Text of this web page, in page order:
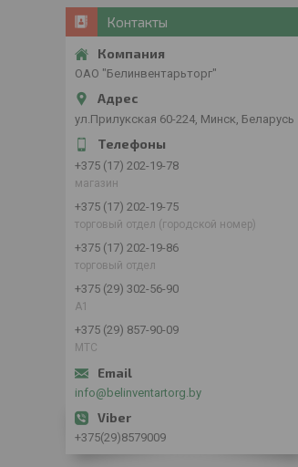
Контакты
ОАО "Белинвентарьторг"
ул.Прилукская 60-224, Минск, Беларусь
+375 (17) 202-19-78
магазин
+375 (17) 202-19-75
торговый отдел (городской номер)
+375 (17) 202-19-86
торговый отдел
+375 (29) 302-56-90
А1
+375 (29) 857-90-09
МТС
info@belinventartorg.by
+375(29)8579009